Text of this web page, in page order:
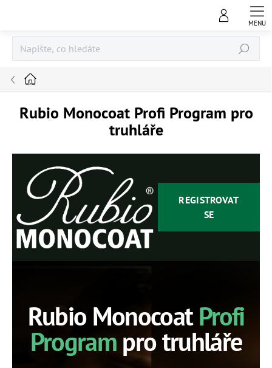
Hledat
Domů
Rubio Monocoat Profi Program pro
truhláře
REGISTROVAT
SE
Rubio MonocoatProfi
Program pro truhláře